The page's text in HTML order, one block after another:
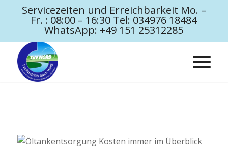
Servicezeiten und Erreichbarkeit Mo. –
Fr. : 08:00 – 16:30 Tel: 034976 18484
WhatsApp: +49 151 25312285